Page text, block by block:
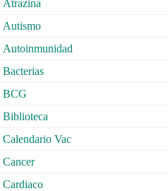
Atrazina
Autismo
Autoinmunidad
Bacterias
BCG
Biblioteca
Calendario Vac
Cancer
Cardiaco